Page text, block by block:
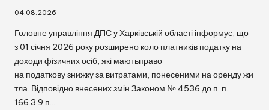
04.08.2026
Головне управління ДПС у Харківській області інформує, що
з 01 січня 2026 року розширено коло платників податку на
доходи фізичних осіб, які маютьправо
на податкову знижку за витратами, понесеними на оренду жи
тла. Відповідно внесених змін Законом № 4536 до п. п.
166.3.9 п.…